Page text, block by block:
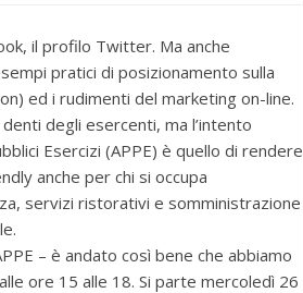
il profilo Twitter. Ma anche
pratici di posizionamento sulla
ed i rudimenti del marketing on-line.
degli esercenti, ma l’intento
Esercizi (APPE) è quello di rendere
anche per chi si occupa
servizi ristorativi e somministrazione
– è andato così bene che abbiamo
ore 15 alle 18. Si parte mercoledì 26